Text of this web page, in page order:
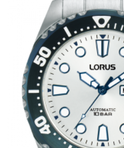
y
r
i
: